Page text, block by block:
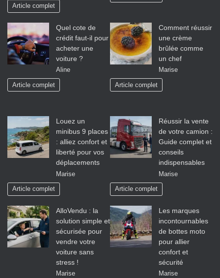
Article complet
Quel cote de
crédit faut-il pour
acheter une
voiture ?
Aline
Article complet
Comment réussir
une crème
brûlée comme
un chef
Marise
Article complet
Louez un
minibus 9 places
: alliez confort et
liberté pour vos
déplacements
Marise
Article complet
Réussir la vente
de votre camion :
Guide complet et
conseils
indispensables
Marise
Article complet
AlloVendu : la
solution simple et
sécurisée pour
vendre votre
voiture sans
stress !
Marise
Les marques
incontournables
de bottes moto
pour allier
confort et
sécurité
Marise